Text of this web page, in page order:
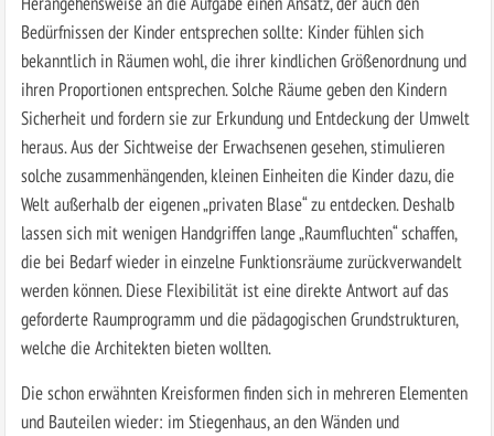
Bedürfnissen der Kinder entsprechen sollte: Kinder fühlen sich
bekanntlich in Räumen wohl, die ihrer kindlichen Größenordnung und
ihren Proportionen entsprechen. Solche Räume geben den Kindern
Sicherheit und fordern sie zur Erkundung und Entdeckung der Umwelt
heraus. Aus der Sichtweise der Erwachsenen gesehen, stimulieren
solche zusammenhängenden, kleinen Einheiten die Kinder dazu, die
Welt außerhalb der eigenen „privaten Blase“ zu entdecken. Deshalb
lassen sich mit wenigen Handgriffen lange „Raumfluchten“ schaffen,
die bei Bedarf wieder in einzelne Funktionsräume zurückverwandelt
werden können. Diese Flexibilität ist eine direkte Antwort auf das
geforderte Raumprogramm und die pädagogischen Grundstrukturen,
welche die Architekten bieten wollten.
Die schon erwähnten Kreisformen finden sich in mehreren Elementen
und Bauteilen wieder: im Stiegenhaus, an den Wänden und